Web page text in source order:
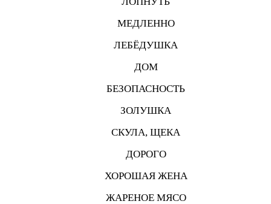
МЕДЛЕННО
ЛЕБЁДУШКА
ДОМ
БЕЗОПАСНОСТЬ
ЗОЛУШКА
СКУЛА, ЩЕКА
ДОРОГО
ХОРОШАЯ ЖЕНА
ЖАРЕНОЕ МЯСО